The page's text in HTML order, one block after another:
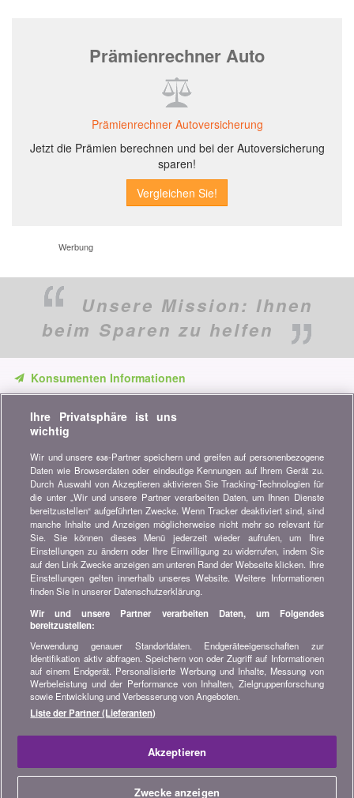
Prämienrechner Auto
Prämienrechner Autoversicherung
Jetzt die Prämien berechnen und bei der Autoversicherung
sparen!
Werbung
Unsere Mission: Ihnen
beim Sparen zu helfen
Konsumenten Informationen
unsere Vergleiche, Ratschläge und Tipps in den Bereichen
Versicherung, Finanzen, Konsumgüter und vieles mehr...
Newsletter bestellen
Treten Sie unserer Community bei
Bleiben Sie auf dem neuesten Stand, finden Sie alle Ratschläge
und Tipps zum Sparen auf:
Wissenswertes über bonus.ch
Wer ist bonus.ch? Wie funktionieren die Vergleiche?
Presseanfragen, Partnerschaften, Werbung...
Alle Informationen über bonus.ch
Home
Ihre Privatsphäre ist uns
wichtig
Wir und unsere 638-Partner speichern und greifen auf personenbezogene
Daten wie Browserdaten oder eindeutige Kennungen auf Ihrem Gerät zu.
Durch Auswahl von Akzeptieren aktivieren Sie Tracking-Technologien für
die unter „Wir und unsere Partner verarbeiten Daten, um Ihnen Dienste
bereitzustellen“ aufgeführten Zwecke. Wenn Tracker deaktiviert sind, sind
manche Inhalte und Anzeigen möglicherweise nicht mehr so relevant für
Sie. Sie können dieses Menü jederzeit wieder aufrufen, um Ihre
Einstellungen zu ändern oder Ihre Einwilligung zu widerrufen, indem Sie
auf den Link Zwecke anzeigen am unteren Rand der Webseite klicken. Ihre
Einstellungen gelten innerhalb unseres Website. Weitere Informationen
finden Sie in unserer Datenschutzerklärung.
Wir und unsere Partner verarbeiten Daten, um Folgendes
bereitzustellen:
Verwendung genauer Standortdaten. Endgeräteeigenschaften zur
Identifikation aktiv abfragen. Speichern von oder Zugriff auf Informationen
auf einem Endgerät. Personalisierte Werbung und Inhalte, Messung von
Werbeleistung und der Performance von Inhalten, Zielgruppenforschung
sowie Entwicklung und Verbesserung von Angeboten.
Liste der Partner (Lieferanten)
Akzeptieren
Zwecke anzeigen